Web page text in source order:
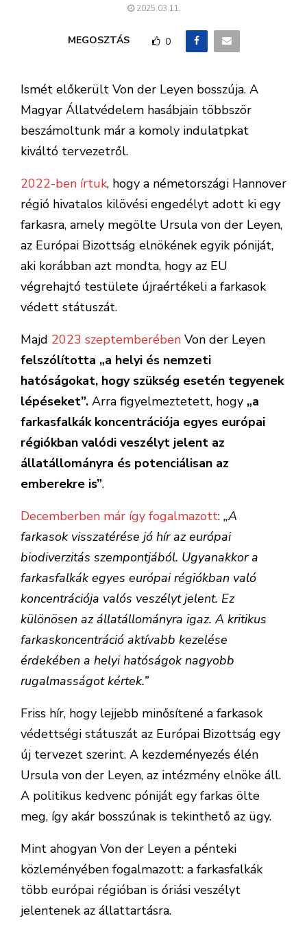
2025.03.11.
MEGOSZTÁS 0
Ismét előkerült Von der Leyen bosszúja. A
Magyar Állatvédelem hasábjain többször
beszámoltunk már a komoly indulatpkat
kiváltó tervezetről.
2022-ben írtuk, hogy a németországi Hannover
régió hivatalos kilövési engedélyt adott ki egy
farkasra, amely megölte Ursula von der Leyen,
az Európai Bizottság elnökének egyik póniját,
aki korábban azt mondta, hogy az EU
végrehajtó testülete újraértékeli a farkasok
védett státuszát.
Majd 2023 szeptemberében Von der Leyen
felszólította „a helyi és nemzeti
hatóságokat, hogy szükség esetén tegyenek
lépéseket”. Arra figyelmeztetett, hogy „a
farkasfalkák koncentrációja egyes európai
régiókban valódi veszélyt jelent az
állatállományra és potenciálisan az
emberekre is”.
Decemberben már így fogalmazott: „A
farkasok visszatérése jó hír az európai
biodiverzitás szempontjából. Ugyanakkor a
farkasfalkák egyes európai régiókban való
koncentrációja valós veszélyt jelent. Ez
különösen az állatállományra igaz. A kritikus
farkaskoncentráció aktívabb kezelése
érdekében a helyi hatóságok nagyobb
rugalmasságot kértek.”
Friss hír, hogy lejjebb minősítené a farkasok
védettségi státuszát az Európai Bizottság egy
új tervezet szerint. A kezdeményezés élén
Ursula von der Leyen, az intézmény elnöke áll.
A politikus kedvenc póniját egy farkas ölte
meg, így akár bosszúnak is tekinthető az ügy.
Mint ahogyan Von der Leyen a pénteki
közleményében fogalmazott: a farkasfalkák
több európai régióban is óriási veszélyt
jelentenek az állattartásra.